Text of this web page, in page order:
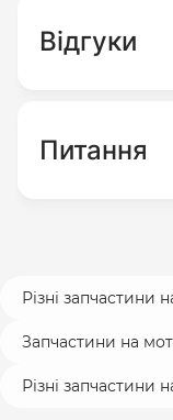
Відгуки
Питання
Різні запчастини
Запчастини на
Різні запчастини